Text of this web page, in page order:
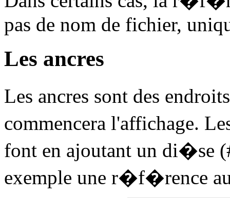
pas de nom de fichier,
Les ancres
Les ancres sont des
commencera l'affichage.
font en ajoutant un di�se
exemple une r�f�rence